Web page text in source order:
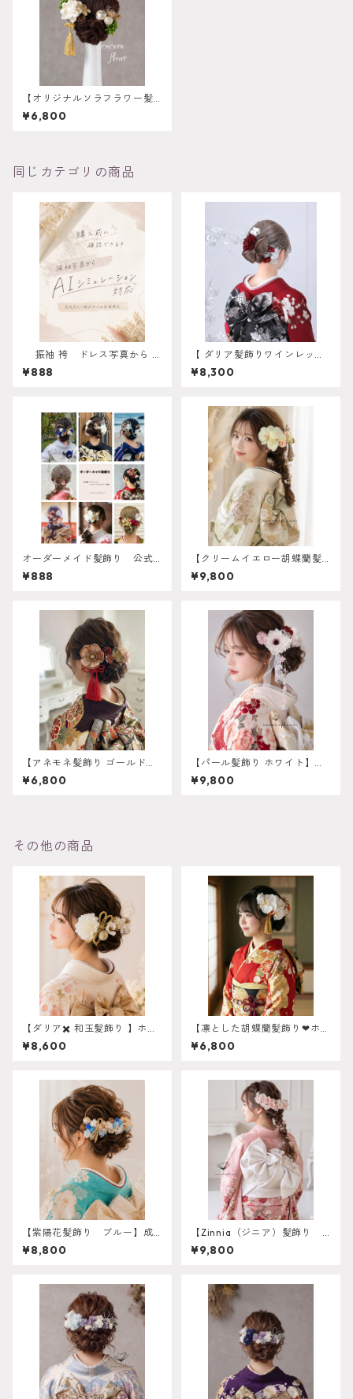
【オリジナルソラフラワー髪
飾り グリーン】袴 振袖
成人式 ヘアドレス ヘアパ
¥6,800
同じカテゴリの商品
振袖 袴 ドレス写真から AI
シミュレーション対応 振
袖 成人式 卒業式 袴 ヘ
ドドレス
¥888
【 ダリア髪飾りワインレッド
】 成人式 卒業式 振袖 袴 結
婚式 オーダーメイド対応】成
¥8,300
オーダーメイド髪飾り 公式LI
NEより受付中 振袖 成人
式 卒業式 袴 ヘアアレン
¥888
【クリームイエロー胡蝶蘭髪
飾り 胡蝶蘭髪飾り 】ホワイト
ゴールド 成人式 卒業式 振袖
婚式 オーダーメイド対応 O-
¥9,800
【アネモネ髪飾り ゴールド
オレンジ】残り一点 再販は
不可 成人式 卒業式 振袖 袴
¥6,800
【パール髪飾り ホワイト】成
人式 卒業式 振袖 袴 結婚式 オ
ーダーメイド対応｜O-0017
¥9,800
その他の商品
【ダリア✖️ 和玉髪飾り 】ホワ
イトゴールド 成人式 白無
垢 卒業式 振袖 袴 結婚式 オー
イド対応 O-0018
¥8,600
【凛とした胡蝶蘭髪飾り❤︎ホワ
イト】 振袖 成人式 ヘア
ドレス ヘアパーツ プリザ
¥6,800
【紫陽花髪飾り ブルー】成
人式 卒業式 振袖 結婚
式 結婚式 青振袖 k-008
¥8,800
【Zinnia（ジニア）髪飾り
小枝ビジュー】金箔プレゼン
ト 卒業式 袴 振袖 成
ス 白無垢 k-0129
¥9,800